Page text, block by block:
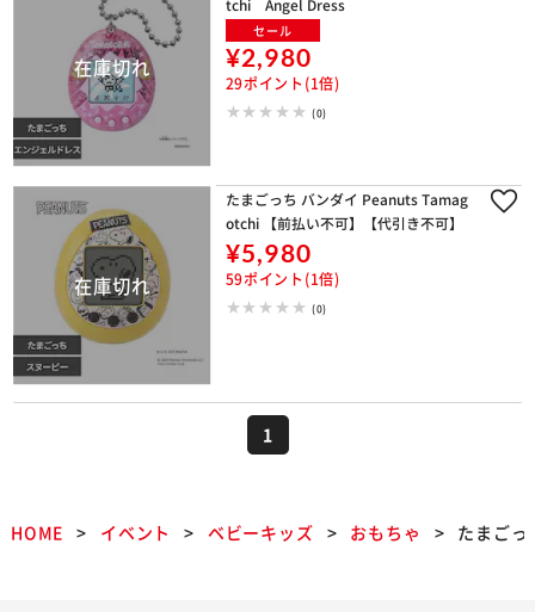
tchi Angel Dress
セール
¥2,980
29ポイント(1倍)
(0)
たまごっち バンダイ Peanuts Tamag
otchi 【前払い不可】【代引き不可】
¥5,980
59ポイント(1倍)
(0)
1
HOME イベント ベビーキッズ おもちゃ たまごっ